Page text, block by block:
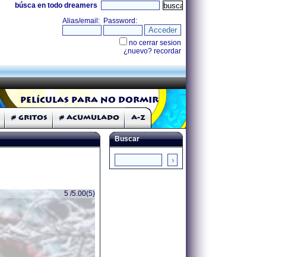
búsca en todo dreamers
Películas para no dormir
# Gritos # Acumulado A-Z
5 /5.00(5)
Buscar